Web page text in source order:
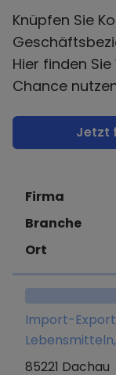
Knüpfen Sie
Hier finden Sie
Chance
Jetzt
Firma
Branche
Ort
Import-
von/mit
85221 Dachau